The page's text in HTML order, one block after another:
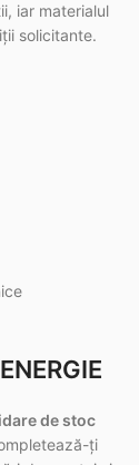
iar materialul
solicitante.
de stoc
ți